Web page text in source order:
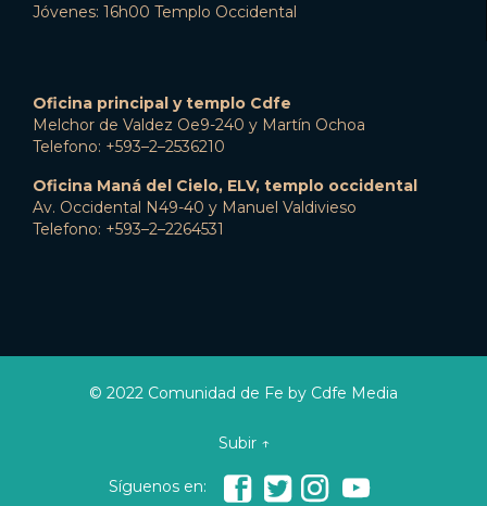
Jóvenes: 16h00 Templo Occidental
Oficina principal y templo Cdfe
Melchor de Valdez Oe9-240 y Martín Ochoa
Telefono: +593–2–2536210
Oficina Maná del Cielo, ELV, templo occidental
Av. Occidental N49-40 y Manuel Valdivieso
Telefono: +593–2–2264531
© 2022 Comunidad de Fe by Cdfe Media
Subir ↑
Síguenos en:    